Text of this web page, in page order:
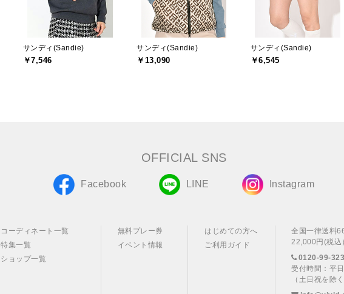
サンディ(Sandie)
￥7,546
サンディ(Sandie)
￥13,090
サンディ(Sandie)
￥6,545
OFFICIAL SNS
Facebook LINE Instagram
コーディネート一覧
特集一覧
ショップ一覧
無料プレー券
イベント情報
はじめての方へ
ご利用ガイド
全国一律送料
22,000円(税込
0120-99-
受付時間：平
（土日祝を除く